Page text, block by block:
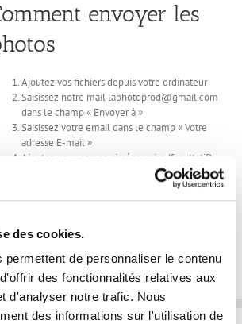
des cookies.
permettent de personnaliser le contenu
des fonctionnalités relatives aux
d'analyser notre trafic. Nous
des informations sur l'utilisation de
envoyer les
Ajoutez vos fichiers depuis votre ordinateur
Saisissez notre mail laphotoprod@gmail.com
dans le champ « Envoyer à »
Saisissez votre email dans le champ « Votre
adresse E-mail »
Ajoutez un message si nécessaire (facultatif)
Ajouter au panier Détails